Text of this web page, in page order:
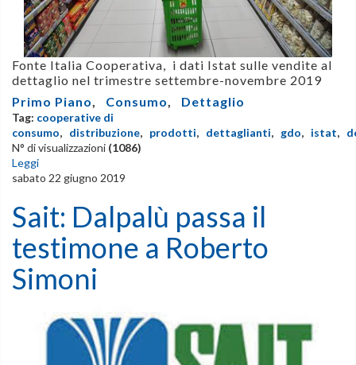
Fonte Italia Cooperativa, i dati Istat sulle vendite al
dettaglio nel trimestre settembre-novembre 2019
Primo Piano, Consumo, Dettaglio
Tag: cooperative di
consumo, distribuzione, prodotti, dettaglianti, gdo, istat,
N° di visualizzazioni (1086)
Leggi
sabato 22 giugno 2019
Sait: Dalpalù passa il
testimone a Roberto
Simoni